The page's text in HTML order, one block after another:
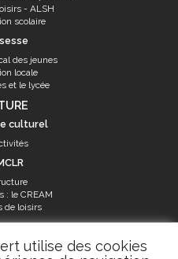
utilise des cookies
- ALSH
scolaire
des jeunes
locale
et le lycée
culturel
: le CREAM
de loisirs
sportifs